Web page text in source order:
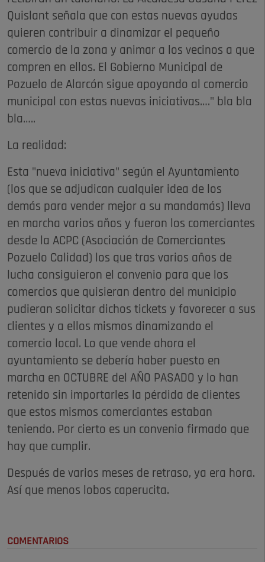
Quislant señala que con estas nuevas ayudas
quieren contribuir a dinamizar el pequeño
comercio de la zona y animar a los vecinos a que
compren en ellos. El Gobierno Municipal de
Pozuelo de Alarcón sigue apoyando al comercio
municipal con estas nuevas iniciativas…." bla bla
bla…..
La realidad:
Esta "nueva iniciativa" según el Ayuntamiento
(los que se adjudican cualquier idea de los
demás para vender mejor a su mandamás) lleva
en marcha varios años y fueron los comerciantes
desde la ACPC (Asociación de Comerciantes
Pozuelo Calidad) los que tras varios años de
lucha consiguieron el convenio para que los
comercios que quisieran dentro del municipio
pudieran solicitar dichos tickets y favorecer a sus
clientes y a ellos mismos dinamizando el
comercio local. Lo que vende ahora el
ayuntamiento se debería haber puesto en
marcha en OCTUBRE del AÑO PASADO y lo han
retenido sin importarles la pérdida de clientes
que estos mismos comerciantes estaban
teniendo. Por cierto es un convenio firmado que
hay que cumplir.
Después de varios meses de retraso, ya era hora.
Así que menos lobos caperucita.
COMENTARIOS